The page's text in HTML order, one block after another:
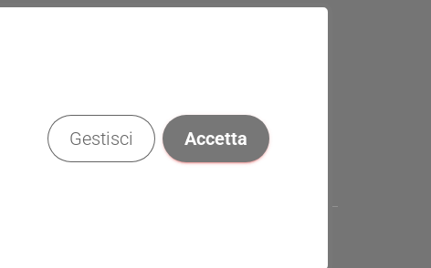
Accetta
Gestisci